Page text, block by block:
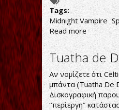
Tags:
Midnight Vampire
Read moreabout
Midnight
Vampire
Tuatha de
Αν νομίζετε ότι
μπάντα (Tuatha De
Δισκογραφική
‘’περίεργη’’